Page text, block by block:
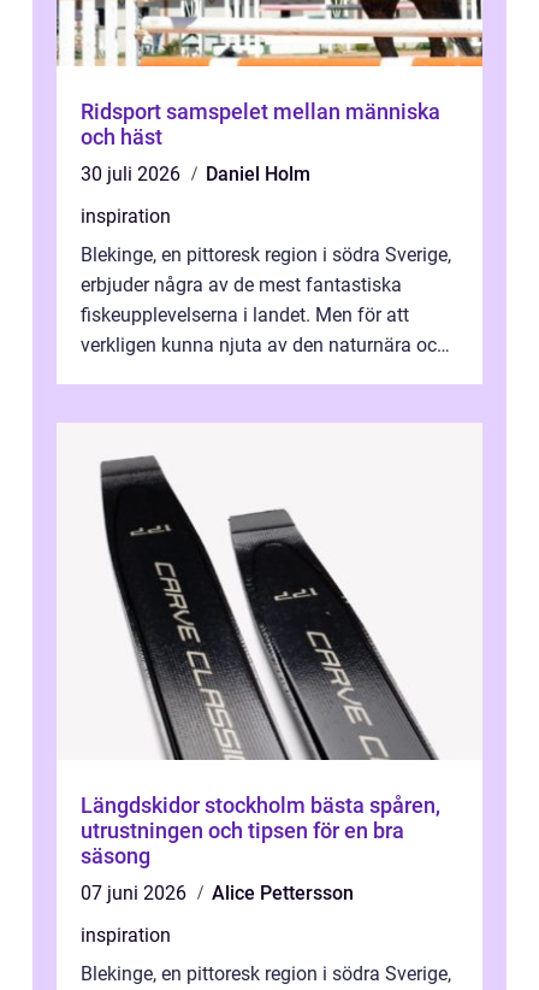
Ridsport samspelet mellan människa
och häst
30 juli 2026
Daniel Holm
inspiration
Blekinge, en pittoresk region i södra Sverige,
erbjuder några av de mest fantastiska
fiskeupplevelserna i landet. Men för att
verkligen kunna njuta av den naturnära och
Längdskidor stockholm bästa spåren,
utrustningen och tipsen för en bra
säsong
07 juni 2026
Alice Pettersson
inspiration
Blekinge, en pittoresk region i södra Sverige,